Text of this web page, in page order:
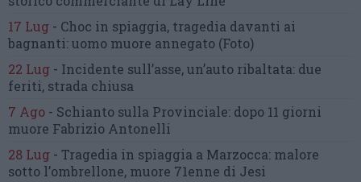
17 Lug - Choc in spiaggia, tragedia davanti ai
bagnanti:uomo muore annegato (Foto)
22 Lug - Incidente sull’asse, un’auto ribaltata: due
feriti, strada chiusa
7 Ago - Schianto sulla Provinciale: dopo 11 giorni
muore Fabrizio Antonelli
28 Lug - Tragedia in spiaggia a Marzocca: malore
sotto l’ombrellone, muore 71enne di Jesi